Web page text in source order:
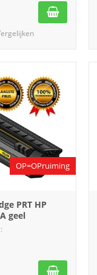
OP=OPruiming
PRT HP
geel